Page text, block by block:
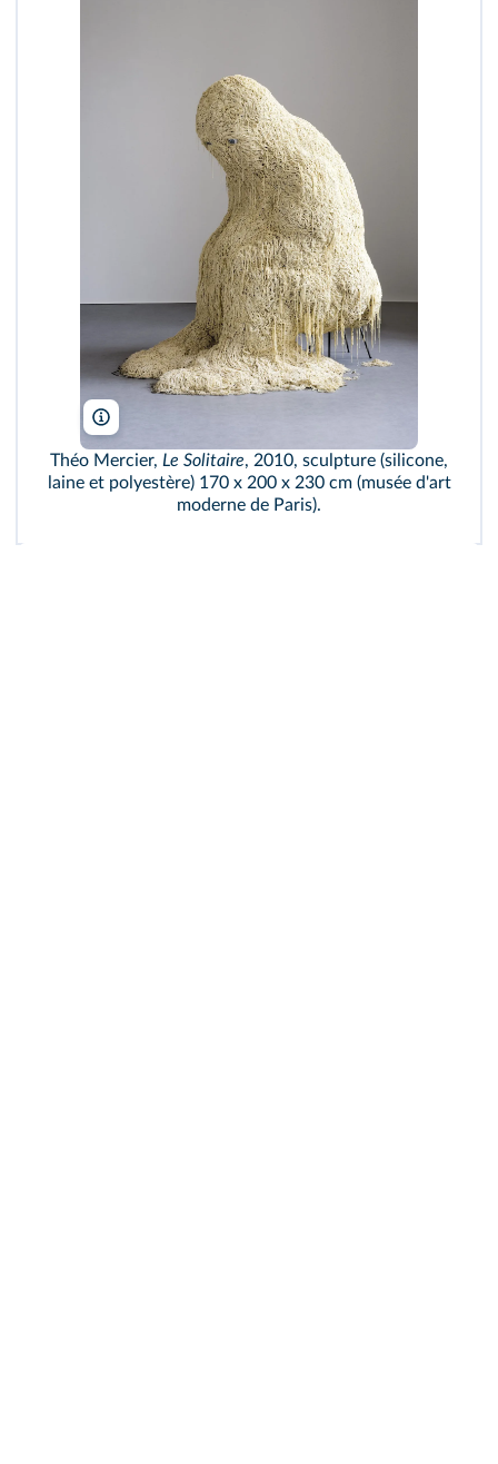
Théo Mercier, Le Solitaire, 2010, sculpture (silicone,
laine et polyestère) 170 x 200 x 230 cm (musée d'art
moderne de Paris).